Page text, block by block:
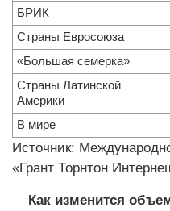
БРИК
Страны Евросоюза
«Большая семерка»
Страны Латинской
Америки
В мире
Источник:
«Грант Торнтон
Как изменится